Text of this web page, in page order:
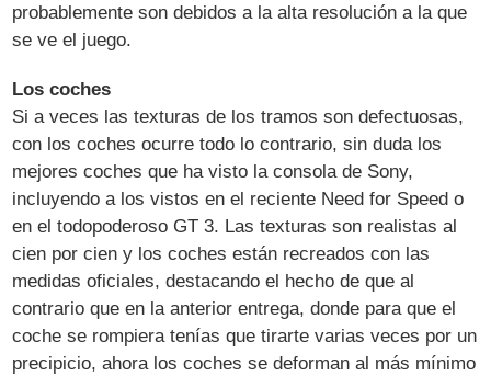
probablemente son debidos a la alta resolución a la que
se ve el juego.
Los coches
Si a veces las texturas de los tramos son defectuosas,
con los coches ocurre todo lo contrario, sin duda los
mejores coches que ha visto la consola de Sony,
incluyendo a los vistos en el reciente Need for Speed o
en el todopoderoso GT 3. Las texturas son realistas al
cien por cien y los coches están recreados con las
medidas oficiales, destacando el hecho de que al
contrario que en la anterior entrega, donde para que el
coche se rompiera tenías que tirarte varias veces por un
precipicio, ahora los coches se deforman al más mínimo